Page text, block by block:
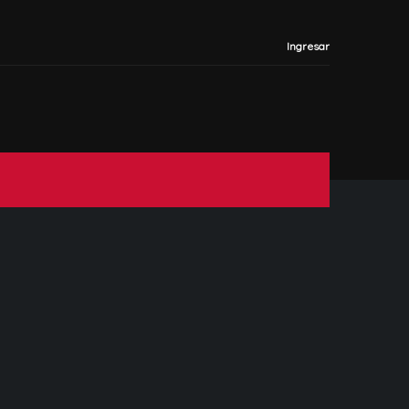
Ingresar